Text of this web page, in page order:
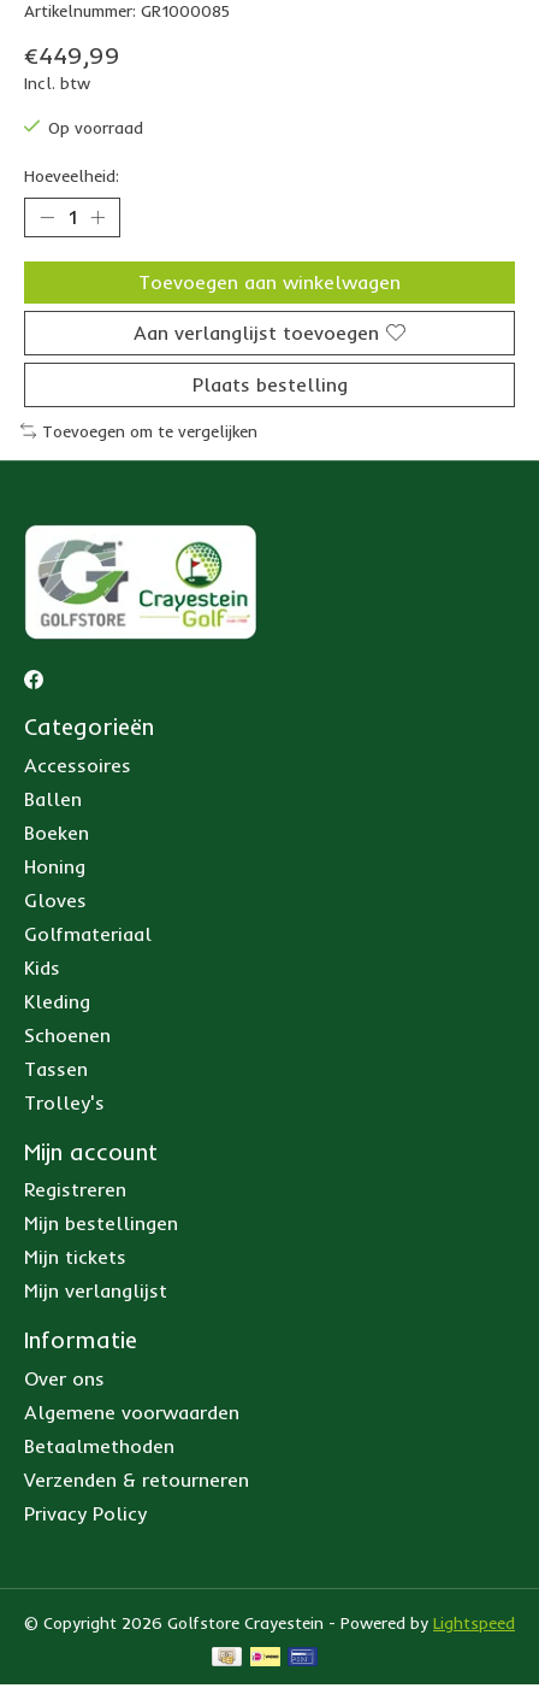
Artikelnummer: GR1000085
€449,99
Incl. btw
Op voorraad
Hoeveelheid:
Toevoegen aan winkelwagen
Aan verlanglijst toevoegen
Plaats bestelling
Toevoegen om te vergelijken
Categorieën
Accessoires
Ballen
Boeken
Honing
Gloves
Golfmateriaal
Kids
Kleding
Schoenen
Tassen
Trolley's
Mijn account
Registreren
Mijn bestellingen
Mijn tickets
Mijn verlanglijst
Informatie
Over ons
Algemene voorwaarden
Betaalmethoden
Verzenden & retourneren
Privacy Policy
© Copyright 2026 Golfstore Crayestein - Powered by Lightspeed